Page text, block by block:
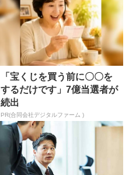
「宝くじを買う前に〇〇を
するだけです」7億当選者が
続出
PR(合同会社デジタルファーム )